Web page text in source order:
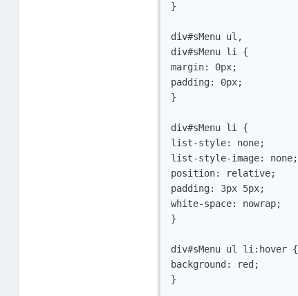
}
div#sMenu ul,
div#sMenu li {
margin: 0px;
padding: 0px;
}
div#sMenu li {
list-style: none;
list-style-image: none;
position: relative;
padding: 3px 5px;
white-space: nowrap;
}
div#sMenu ul li:hover {
background: red;
}